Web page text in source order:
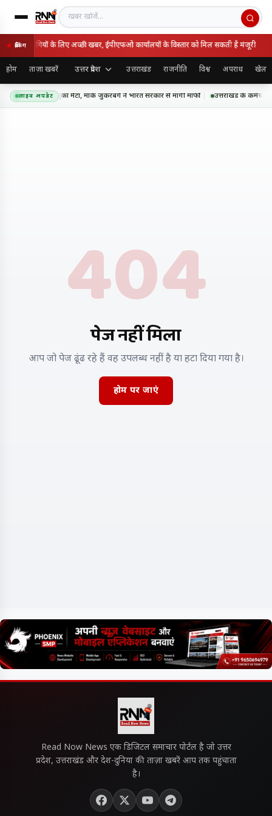
खबर खोजें
ब्रेकिंग
और पेंशनभोगियों के लिए अच्छी खबर, ईपीएफओ कार्यालयों के विस्तार को मिल सकती है मंजूरी
होम ताज़ा खबरें उत्तर प्रदेश उत्तराखंड राजनीति विश्व अपराध खेल
लाइव अपडेट
कंटेंट पर झुका मेटा, मार्क जुकरबर्ग ने भारत सरकार से मांगी माफी उत्तराखंड के
404
पेज नहीं मिला
आप जो पेज ढूंढ रहे हैं वह उपलब्ध नहीं है या हटा दिया गया है।
होम पर जाएं
Read Now News एक डिजिटल समाचार पोर्टल है जो उत्तर
प्रदेश, उत्तराखंड और देश-दुनिया की ताज़ा खबरें आप तक पहुंचाता
है।